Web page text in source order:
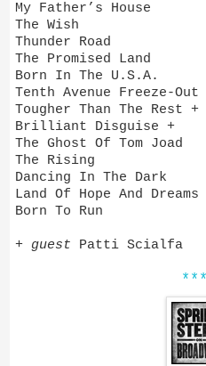
My Father’s House
The Wish
Thunder Road
The Promised Land
Born In The U.S.A.
Tenth Avenue Freeze-Out
Tougher Than The Rest +
Brilliant Disguise +
The Ghost Of Tom Joad
The Rising
Dancing In The Dark
Land Of Hope And Dreams
Born To Run
+ guest Patti Scialfa